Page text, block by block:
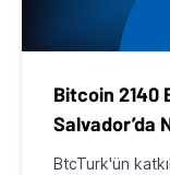
Bitcoin 2140
Salvador’da
BtcTurk'ün